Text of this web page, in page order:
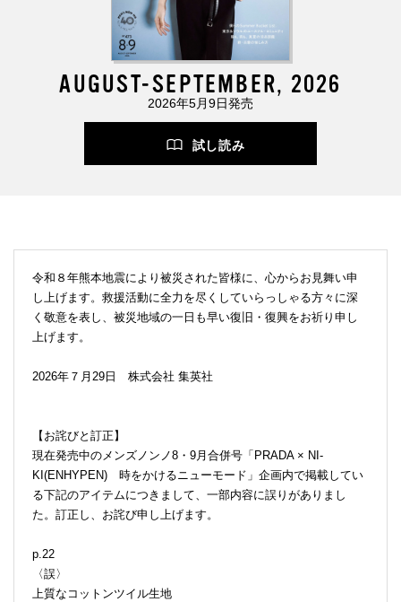
AUGUST-SEPTEMBER, 2026
2026年5月9日発売
試し読み
令和８年熊本地震により被災された皆様に、心からお見舞い申
し上げます。救援活動に全力を尽くしていらっしゃる方々に深
く敬意を表し、被災地域の一日も早い復旧・復興をお祈り申し
上げます。
2026年７月29日 株式会社 集英社
【お詫びと訂正】
現在発売中のメンズノンノ8・9月合併号「PRADA × NI-
KI(ENHYPEN) 時をかけるニューモード」企画内で掲載してい
る下記のアイテムにつきまして、一部内容に誤りがありまし
た。訂正し、お詫び申し上げます。
p.22
〈誤〉
上質なコットンツイル生地